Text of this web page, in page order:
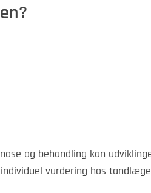
og behandling kan
vurdering hos